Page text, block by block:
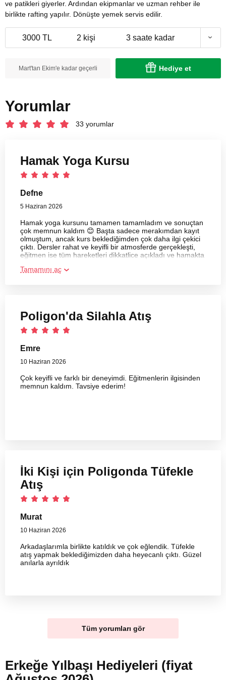
ve patikleri giyerler. Ardından ekipmanlar ve uzman rehber ile
birlikte rafting yapılır. Dönüşte yemek servis edilir.
3000 TL 2 kişi 3 saate kadar
Mart'tan Ekim'e kadar geçerli Hediye et
Yorumlar
33 yorumlar
Hamak Yoga Kursu
Defne
5 Haziran 2026
Hamak yoga kursunu tamamen tamamladım ve sonuçtan
çok memnun kaldım 😊 Başta sadece merakımdan kayıt
olmuştum, ancak kurs beklediğimden çok daha ilgi çekici
çıktı. Dersler rahat ve keyifli bir atmosferde gerçekleşti,
eğitmen ise tüm hareketleri dikkatlice açıkladı ve hamakta
oldu.
Tamamını aç
Poligon'da Silahla Atış
Emre
10 Haziran 2026
Çok keyifli ve farklı bir deneyimdi. Eğitmenlerin ilgisinden
memnun kaldım. Tavsiye ederim!
İki Kişi için Poligonda Tüfekle
Atış
Murat
10 Haziran 2026
Arkadaşlarımla birlikte katıldık ve çok eğlendik. Tüfekle
atış yapmak beklediğimizden daha heyecanlı çıktı. Güzel
anılarla ayrıldık
Tüm yorumları gör
Erkeğe Yılbaşı Hediyeleri (fiyat